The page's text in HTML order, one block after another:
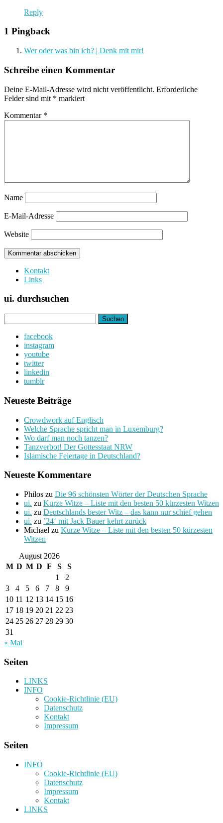
Reply
1 Pingback
Wer oder was bin ich? | Denk mit mir!
Schreibe einen Kommentar
Deine E-Mail-Adresse wird nicht veröffentlicht. Erforderliche
Felder sind mit * markiert
Kommentar *
Name
E-Mail-Adresse
Website
Kontakt
Links
ui. durchsuchen
nach:
facebook
instagram
youtube
twitter
linkedin
tumblr
Neueste Beiträge
Crowdwork auf Englisch
Welche Sprache spricht man in Luxemburg?
Wo darf man noch tanzen?
Tanzverbot! Der Gottesstaat NRW
Islamische Feiertage in Deutschland?
Neueste Kommentare
Philos zu Die 96 schönsten Wörter der Deutschen Sprache
ui. zu Kurze Witze – Liste mit den besten 50 kürzesten Witzen
ui. zu Deutschlands bester Witz – das kann nur schief gehen
ui. zu ’24‘ mit Jack Bauer kehrt zurück
Michael zu Kurze Witze – Liste mit den besten 50 kürzesten
Witzen
August 2026
M D M D F S
S
1
2
3
4 5 6 7 8
9
10 11 12 13 14 15 16
17 18 19 20 21 22 23
24 25 26 27 28 29 30
31
« Mai
Seiten
LINKS
INFO
Cookie-Richtlinie (EU)
Datenschutz
Kontakt
Impressum
Seiten
INFO
Cookie-Richtlinie (EU)
Datenschutz
Impressum
Kontakt
LINKS